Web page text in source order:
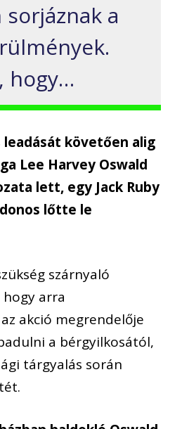
sorjáznak a
hogy…
leadását követően alig
Lee Harvey Oswald
lett, egy Jack Ruby
lőtte le
szárnyaló
arra
akció megrendelője
a bérgyilkosától,
tárgyalás során